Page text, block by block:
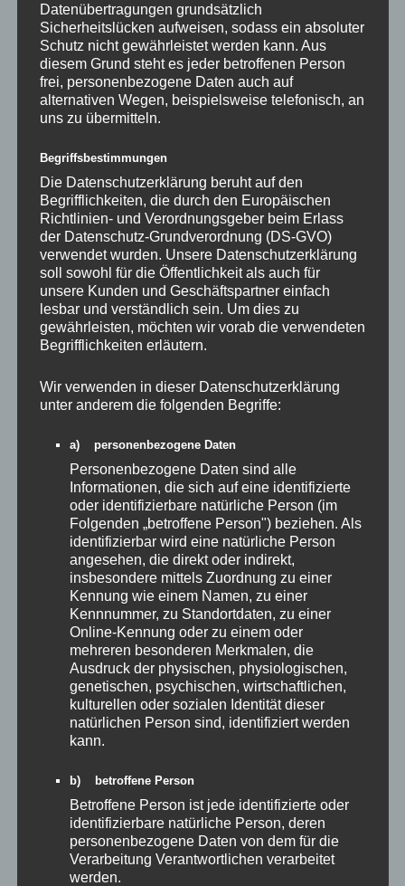
Sieger Foto vom Adolf-Binder Gedächtnisturnier am 3. Oktober
2025
Datenübertragungen grundsätzlich
Sicherheitslücken aufweisen, sodass ein absoluter
Schutz nicht gewährleistet werden kann. Aus
diesem Grund steht es jeder betroffenen Person
frei, personenbezogene Daten auch auf
alternativen Wegen, beispielsweise telefonisch, an
uns zu übermitteln.
Begriffsbestimmungen
Die Datenschutzerklärung beruht auf den
Begrifflichkeiten, die durch den Europäischen
Richtlinien- und Verordnungsgeber beim Erlass
der Datenschutz-Grundverordnung (DS-GVO)
verwendet wurden. Unsere Datenschutzerklärung
soll sowohl für die Öffentlichkeit als auch für
unsere Kunden und Geschäftspartner einfach
lesbar und verständlich sein. Um dies zu
gewährleisten, möchten wir vorab die verwendeten
Begrifflichkeiten erläutern.
Wir verwenden in dieser Datenschutzerklärung
unter anderem die folgenden Begriffe:
a) personenbezogene Daten
Personenbezogene Daten sind alle
Informationen, die sich auf eine identifizierte
oder identifizierbare natürliche Person (im
Folgenden „betroffene Person") beziehen. Als
identifizierbar wird eine natürliche Person
angesehen, die direkt oder indirekt,
insbesondere mittels Zuordnung zu einer
Kennung wie einem Namen, zu einer
Kennnummer, zu Standortdaten, zu einer
Online-Kennung oder zu einem oder
mehreren besonderen Merkmalen, die
Ausdruck der physischen, physiologischen,
genetischen, psychischen, wirtschaftlichen,
kulturellen oder sozialen Identität dieser
natürlichen Person sind, identifiziert werden
kann.
b) betroffene Person
Betroffene Person ist jede identifizierte oder
identifizierbare natürliche Person, deren
personenbezogene Daten von dem für die
Verarbeitung Verantwortlichen verarbeitet
werden.